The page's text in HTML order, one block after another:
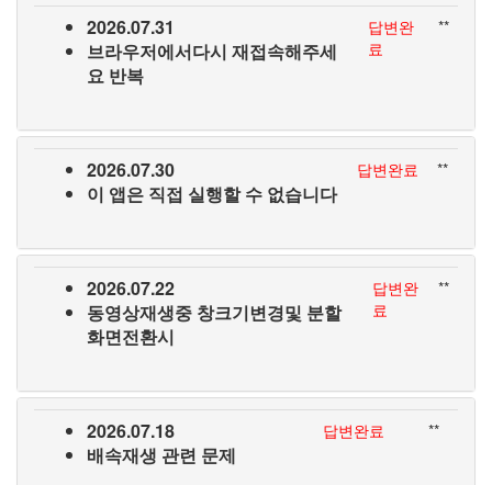
2026.07.31
브라우저에서다시 재접속해주세
요 반복
답변완
료
**
2026.07.30
이 앱은 직접 실행할 수 없습니다
답변완료 **
2026.07.22
동영상재생중 창크기변경및 분할
화면전환시
답변완
료
**
2026.07.18
배속재생 관련 문제
답변완료 **